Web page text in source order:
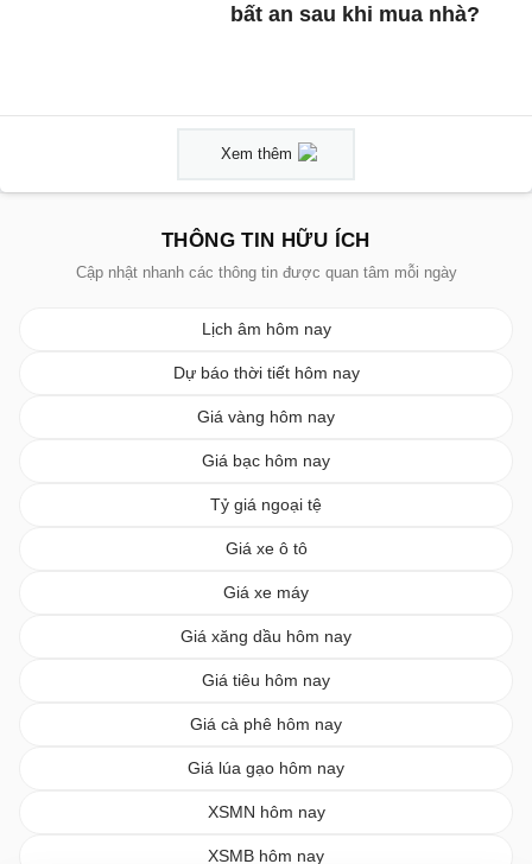
bất an sau khi mua nhà?
Xem thêm
THÔNG TIN HỮU ÍCH
Cập nhật nhanh các thông tin được quan tâm mỗi ngày
Lịch âm hôm nay
Dự báo thời tiết hôm nay
Giá vàng hôm nay
Giá bạc hôm nay
Tỷ giá ngoại tệ
Giá xe ô tô
Giá xe máy
Giá xăng dầu hôm nay
Giá tiêu hôm nay
Giá cà phê hôm nay
Giá lúa gạo hôm nay
XSMN hôm nay
XSMB hôm nay